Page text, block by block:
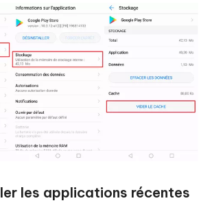
les applications récentes